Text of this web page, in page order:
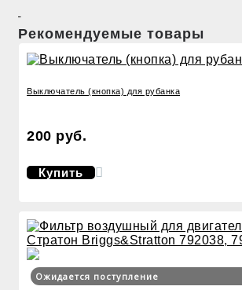
Рекомендуемые товары
Выключатель (кнопка) для рубанка
200 руб.
Купить
Ожидается поступление